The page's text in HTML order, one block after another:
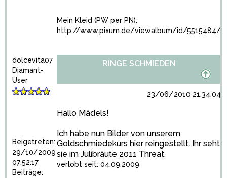
Mein Kleid (PW per PN):
http://www.pixum.de/viewalbum/id/5515484/
dolcevita07
Diamant-
User
Beigetreten:
29/10/2009
07:52:17
Beiträge:
RINGE SCHMIEDEN
23/06/2010 21:34:04
Hallo Mädels!
Ich habe nun Bilder von unserem
Goldschmiedekurs hier reingestellt. Ihr seht
sie im Julibräute 2011 Threat.
verlobt seit: 04.09.2009